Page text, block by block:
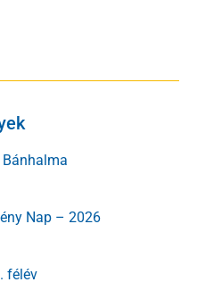
Nap – 2026
félév